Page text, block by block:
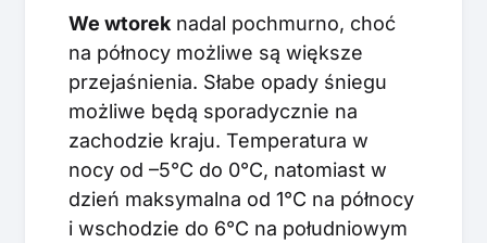
We wtorek nadal pochmurno, choć
na północy możliwe są większe
przejaśnienia. Słabe opady śniegu
możliwe będą sporadycznie na
zachodzie kraju. Temperatura w
nocy od –5°C do 0°C, natomiast w
dzień maksymalna od 1°C na północy
i wschodzie do 6°C na południowym